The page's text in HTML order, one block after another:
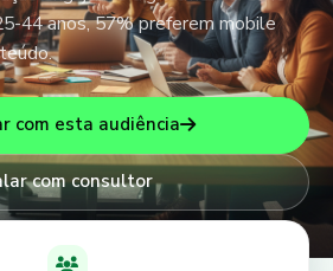
44 anos, 57% preferem mobile
com esta audiência
com consultor